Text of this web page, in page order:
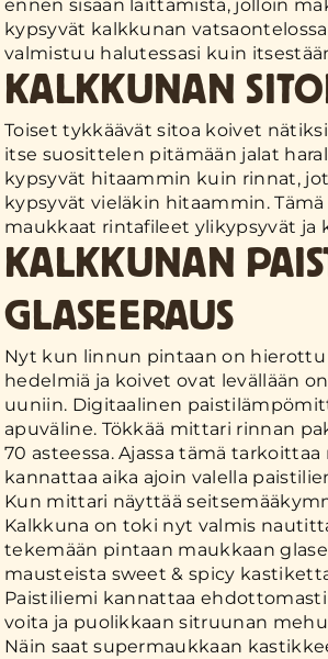
ennen sisään laittamista, jolloin
kypsyvät kalkkunan
valmistuu halutessasi kuin
KALKKUNAN
Toiset tykkäävät sitoa koivet
itse suosittelen pitämään jalat
kypsyvät hitaammin kuin rinnat,
kypsyvät vieläkin hitaammin.
maukkaat rintafileet ylikypsyvät ja
KALKKUNAN
GLASEERAUS
Nyt kun linnun pintaan on hierottu
hedelmiä ja koivet ovat levällään
uuniin. Digitaalinen
apuväline. Tökkää mittari rinnan
70 asteessa. Ajassa tämä
kannattaa aika ajoin valella
Kun mittari näyttää
Kalkkuna on toki nyt valmis
tekemään pintaan maukkaan
mausteista sweet & spicy
Paistiliemi kannattaa
voita ja puolikkaan sitruunan
Näin saat supermaukkaan